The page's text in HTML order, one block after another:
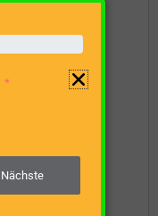
Nächste